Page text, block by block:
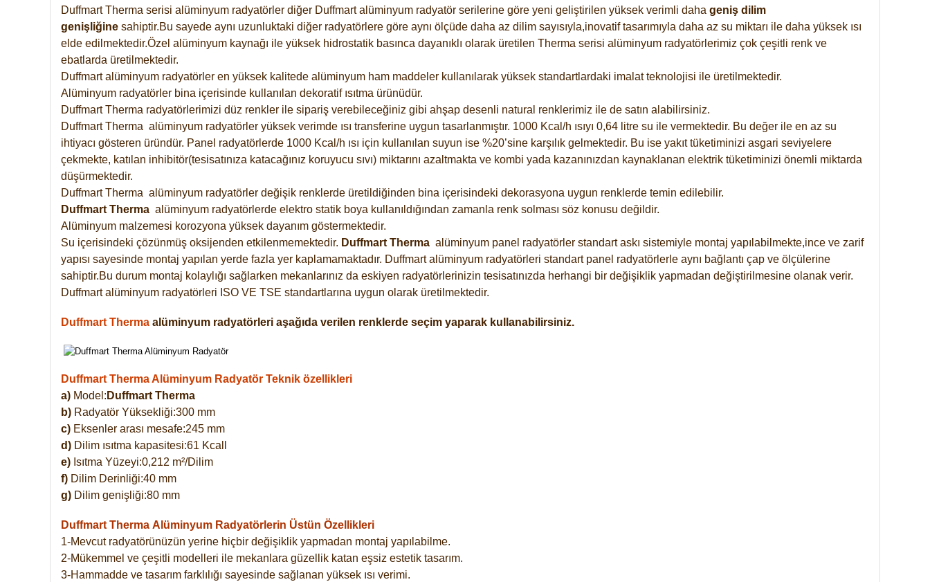
Duffmart Therma serisi alüminyum radyatörler diğer Duffmart alüminyum radyatör serilerine göre yeni geliştirilen yüksek verimli daha geniş dilim
genişliğine sahiptir.Bu sayede aynı uzunluktaki diğer radyatörlere göre aynı ölçüde daha az dilim sayısıyla,inovatif tasarımıyla daha az su miktarı ile daha yüksek ısı
elde edilmektedir.Özel alüminyum kaynağı ile yüksek hidrostatik basınca dayanıklı olarak üretilen Therma serisi alüminyum radyatörlerimiz çok çeşitli renk ve
ebatlarda üretilmektedir.
Duffmart alüminyum radyatörler en yüksek kalitede alüminyum ham maddeler kullanılarak yüksek standartlardaki imalat teknolojisi ile üretilmektedir.
Alüminyum radyatörler bina içerisinde kullanılan dekoratif ısıtma ürünüdür.
Duffmart Therma radyatörlerimizi düz renkler ile sipariş verebileceğiniz gibi ahşap desenli natural renklerimiz ile de satın alabilirsiniz.
Duffmart Therma alüminyum radyatörler yüksek verimde ısı transferine uygun tasarlanmıştır. 1000 Kcal/h ısıyı 0,64 litre su ile vermektedir. Bu değer ile en az su
ihtiyacı gösteren üründür. Panel radyatörlerde 1000 Kcal/h ısı için kullanılan suyun ise %20’sine karşılık gelmektedir. Bu ise yakıt tüketiminizi asgari seviyelere
çekmekte, katılan inhibitör(tesisatınıza katacağınız koruyucu sıvı) miktarını azaltmakta ve kombi yada kazanınızdan kaynaklanan elektrik tüketiminizi önemli miktarda
düşürmektedir.
Duffmart Therma alüminyum radyatörler değişik renklerde üretildiğinden bina içerisindeki dekorasyona uygun renklerde temin edilebilir.
Duffmart Therma alüminyum radyatörlerde elektro statik boya kullanıldığından zamanla renk solması söz konusu değildir.
Alüminyum malzemesi korozyona yüksek dayanım göstermektedir.
Su içerisindeki çözünmüş oksijenden etkilenmemektedir. Duffmart Therma alüminyum panel radyatörler standart askı sistemiyle montaj yapılabilmekte,ince ve zarif
yapısı sayesinde montaj yapılan yerde fazla yer kaplamamaktadır. Duffmart alüminyum radyatörleri standart panel radyatörlerle aynı bağlantı çap ve ölçülerine
sahiptir.Bu durum montaj kolaylığı sağlarken mekanlarınız da eskiyen radyatörlerinizin tesisatınızda herhangi bir değişiklik yapmadan değiştirilmesine olanak verir.
Duffmart alüminyum radyatörleri ISO VE TSE standartlarına uygun olarak üretilmektedir.
Duffmart Therma alüminyum radyatörleri aşağıda verilen renklerde seçim yaparak kullanabilirsiniz.
Duffmart Therma Alüminyum Radyatör Teknik özellikleri
a) Model: Duffmart Therma
b) Radyatör Yüksekliği:300 mm
c) Eksenler arası mesafe:245 mm
d) Dilim ısıtma kapasitesi:61 Kcall
e) Isıtma Yüzeyi:0,212 m²/Dilim
f) Dilim Derinliği:40 mm
g) Dilim genişliği:80 mm
Duffmart Therma Alüminyum Radyatörlerin Üstün Özellikleri
1-Mevcut radyatörünüzün yerine hiçbir değişiklik yapmadan montaj yapılabilme.
2-Mükemmel ve çeşitli modelleri ile mekanlara güzellik katan eşsiz estetik tasarım.
3-Hammadde ve tasarım farklılığı sayesinde sağlanan yüksek ısı verimi.